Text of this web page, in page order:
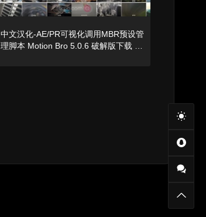
中文汉化-AE/PR可视化调用MBR预设管
理脚本 Motion Bro 5.0.6 破解版下载 +